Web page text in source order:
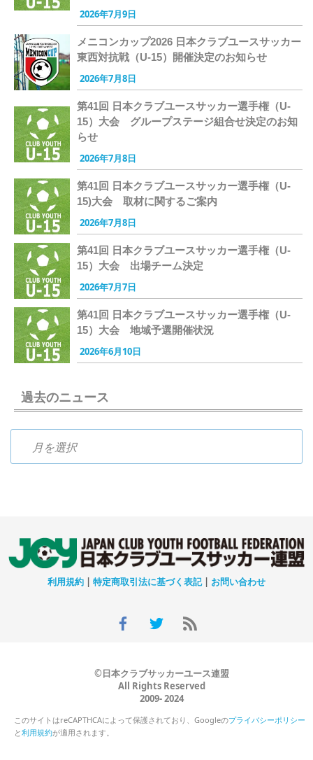
2026年7月9日
メニコンカップ2026 日本クラブユースサッカー
東西対抗戦（U-15）開催決定のお知らせ
2026年7月8日
第41回 日本クラブユースサッカー選手権（U-
15）大会 グループステージ組合せ決定のお知
らせ
2026年7月8日
第41回 日本クラブユースサッカー選手権（U-
15)大会 取材に関するご案内
2026年7月8日
第41回 日本クラブユースサッカー選手権（U-
15）大会 出場チーム決定
2026年7月7日
第41回 日本クラブユースサッカー選手権（U-
15）大会 地域予選開催状況
2026年6月10日
過去のニュース
利用規約 | 特定商取引法に基づく表記| お問い合わせ
©日本クラブサッカーユース連盟
All Rights Reserved
2009- 2024
このサイトはreCAPTHCAによって保護されており、Googleのプライバシーポリシー
と利用規約が適用されます。